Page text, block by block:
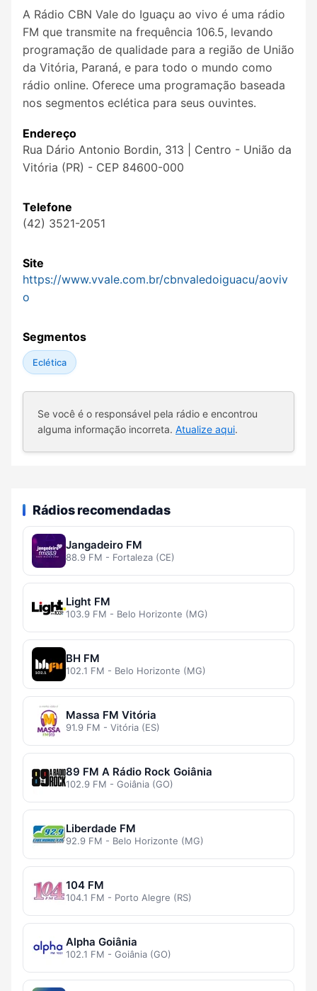
A Rádio CBN Vale do Iguaçu ao vivo é uma rádio
FM que transmite na frequência 106.5, levando
programação de qualidade para a região de União
da Vitória, Paraná, e para todo o mundo como
rádio online. Oferece uma programação baseada
nos segmentos eclética para seus ouvintes.
Endereço
Rua Dário Antonio Bordin, 313 | Centro - União da
Vitória (PR) - CEP 84600-000
Telefone
(42) 3521-2051
Site
https://www.vvale.com.br/cbnvaledoiguacu/aoviv
o
Segmentos
Eclética
Se você é o responsável pela rádio e encontrou
alguma informação incorreta. Atualize aqui.
Rádios recomendadas
Jangadeiro FM
88.9 FM - Fortaleza (CE)
Light FM
103.9 FM - Belo Horizonte (MG)
BH FM
102.1 FM - Belo Horizonte (MG)
Massa FM Vitória
91.9 FM - Vitória (ES)
89 FM A Rádio Rock Goiânia
102.9 FM - Goiânia (GO)
Liberdade FM
92.9 FM - Belo Horizonte (MG)
104 FM
104.1 FM - Porto Alegre (RS)
Alpha Goiânia
102.1 FM - Goiânia (GO)